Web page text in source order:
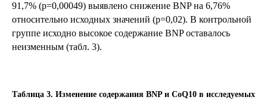
91,7% (р=0,00049) выявлено снижение BNP на 6,76%
относительно исходных значений (р=0,02). В контрольной
группе исходно высокое содержание BNP оставалось
неизменным (табл. 3).
Таблица 3. Изменение содержания BNP и CoQ10 в исследуемых